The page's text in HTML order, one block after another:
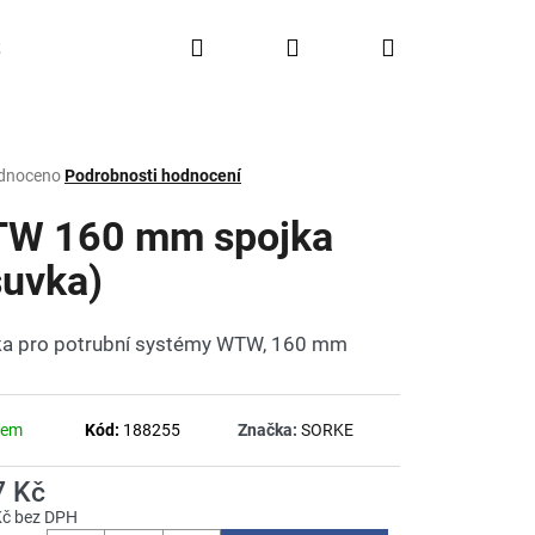
Doprava a platba Značky
Hledat PřihlášeníNákupní
Podrobnosti hodnocení
160 mm spojka
pro potrubní systémy WTW, 160 mm
Kód: 188255 Značka:SORKE
Kč
bez DPH